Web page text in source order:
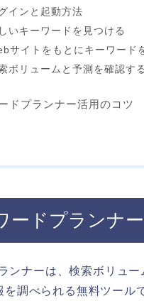
インと起動方法
いキーワードを見つける
サイトをもとにキーワード
ボリュームと予測を確認する
ドプランナー活用のコツ
ードプランナ
ンナーは、検索ボリュ
調べられる無料ツール